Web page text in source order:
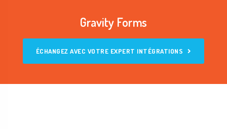
Gravity Forms
ÉCHANGEZ AVEC VOTRE EXPERT INTÉGRATIONS